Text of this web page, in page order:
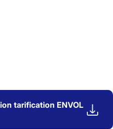
tarification ENVOL